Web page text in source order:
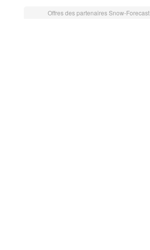
Offres des partenaires Snow-Forecast